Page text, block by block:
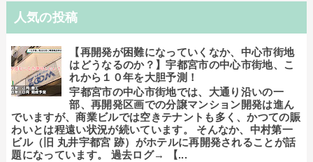
人気の投稿
【再開発が困難になっていくなか、中心市街地
はどうなるのか？】宇都宮市の中心市街地、こ
れから１０年を大胆予測！
宇都宮市の中心市街地では、大通り沿いの一
部、再開発区画での分譲マンション開発は進ん
でいますが、商業ビルでは空きテナントも多く、かつての賑
わいとは程遠い状況が続いています。 そんなか、中村第一
ビル（旧 丸井宇都宮 跡）がホテルに再開発されることが話
題になっています。 過去ログ→ 【...